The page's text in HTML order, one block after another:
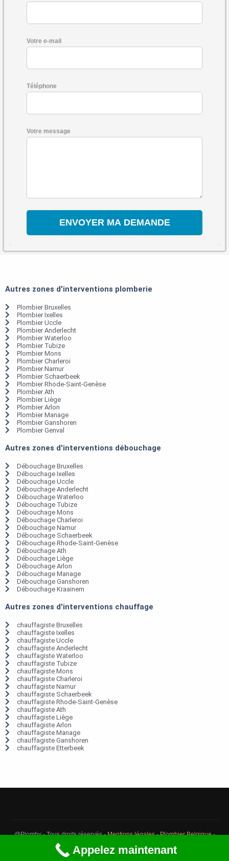
Votre e-mail
Téléphone
Votre message
Autres zones d'interventions plomberie
Plombier Bruxelles
Plombier Ixelles
Plombier Uccle
Plombier Anderlecht
Plombier Waterloo
Plombier Tubize
Plombier Mons
Plombier Charleroi
Plombier Namur
Plombier Schaerbeek
Plombier Rhode-Saint-Genèse
Plombier Ath
Plombier Liège
Plombier Arlon
Plombier Manage
Plombier Ganshoren
Plombier Genval
Autres zones d'interventions débouchage
Débouchage Bruxelles
Débouchage Ixelles
Débouchage Uccle
Débouchage Anderlecht
Débouchage Waterloo
Débouchage Tubize
Débouchage Mons
Débouchage Charleroi
Débouchage Namur
Débouchage Schaerbeek
Débouchage Rhode-Saint-Genèse
Débouchage Ath
Débouchage Liège
Débouchage Arlon
Débouchage Manage
Débouchage Ganshoren
Débouchage Kraainem
Autres zones d'interventions chauffage
chauffagiste Bruxelles
chauffagiste Ixelles
chauffagiste Uccle
chauffagiste Anderlecht
chauffagiste Waterloo
chauffagiste Tubize
chauffagiste Mons
chauffagiste Charleroi
chauffagiste Namur
chauffagiste Schaerbeek
chauffagiste Rhode-Saint-Genèse
chauffagiste Ath
chauffagiste Liège
chauffagiste Arlon
chauffagiste Manage
chauffagiste Ganshoren
chauffagiste Etterbeek
@Plomby - Tous droits réservés -Mentions légales-Plombier Belgique-
Débouchage Belgique
Appelez maintenant